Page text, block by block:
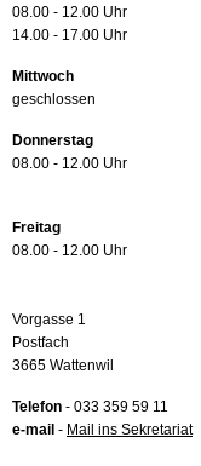
08.00 - 12.00 Uhr
14.00 - 17.00 Uhr
Mittwoch
geschlossen
Donnerstag
08.00 - 12.00 Uhr
Freitag
08.00 - 12.00 Uhr
Vorgasse 1
Postfach
3665 Wattenwil
Telefon - 033 359 59 11
e-mail - Mail ins Sekretariat